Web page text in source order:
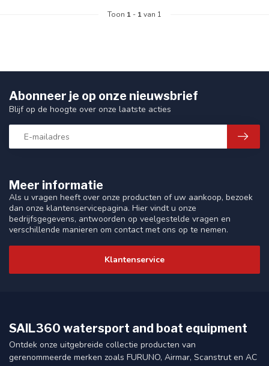
Toon 1 - 1van 1
Meer informatie
Als u vragen heeft over onze producten of uw aankoop, bezoek
dan onze klantenservicepagina. Hier vindt u onze
bedrijfsgegevens, antwoorden op veelgestelde vragen en
verschillende manieren om contact met ons op te nemen.
Klantenservice
Abonneer je op onze nieuwsbrief
Blijf op de hoogte over onze laatste acties
SAIL360 watersport and boat equipment
Ontdek onze uitgebreide collectie producten van
gerenommeerde merken zoals FURUNO, Airmar, Scanstrut en AC